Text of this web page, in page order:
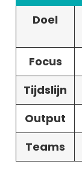
Doel
Focus
Tijdslijn
Output
Teams